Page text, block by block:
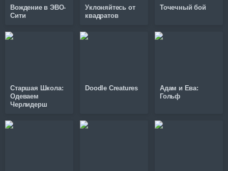
Вождение в ЭВО-
Сити
Уклоняйтесь от
квадратов
Точечный бой
Старшая Школа:
Одеваем
Черлидерш
Doodle Creatures
Адам и Ева:
Гольф